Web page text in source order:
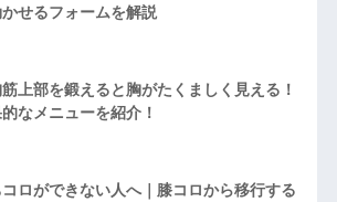
せるフォームを解説
上部を鍛えると胸がたくましく見える！
なメニューを紹介！
ロができない人へ｜膝コロから移行する